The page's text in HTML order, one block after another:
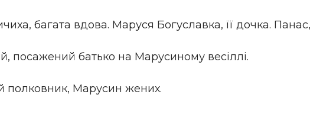
багата вдова. Маруся Богуславка, її дочка.
посажений батько на Марусиному весіллі.
полковник, Марусин жених.